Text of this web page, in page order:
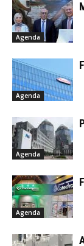
Agenda
Agenda
Agenda
Agenda